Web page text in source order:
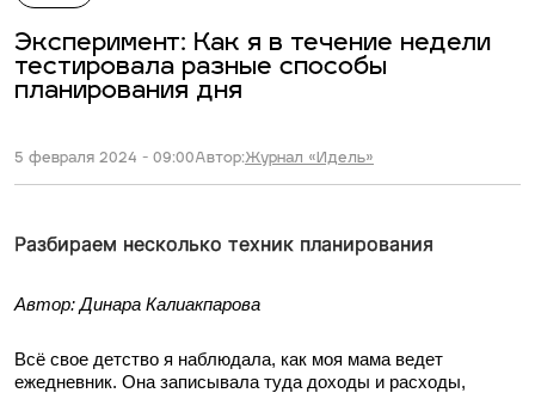
Эксперимент: Как я в течение недели
тестировала разные способы
планирования дня
5 февраля 2024 - 09:00Автор:Журнал «Идель»
Разбираем несколько техник планирования
Автор: Динара Калиакпарова
Всё свое детство я наблюдала, как моя мама ведет
ежедневник. Она записывала туда доходы и расходы,